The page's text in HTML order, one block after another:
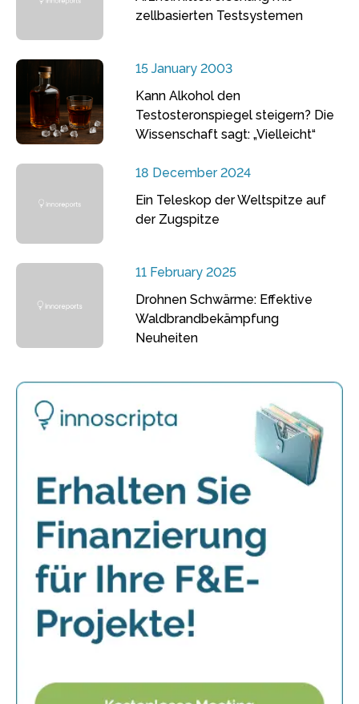
zellbasierten Testsystemen
15 January 2003
Kann Alkohol den
Testosteronspiegel steigern? Die
Wissenschaft sagt: „Vielleicht“
18 December 2024
Ein Teleskop der Weltspitze auf
der Zugspitze
11 February 2025
Drohnen Schwärme: Effektive
Waldbrandbekämpfung
Neuheiten